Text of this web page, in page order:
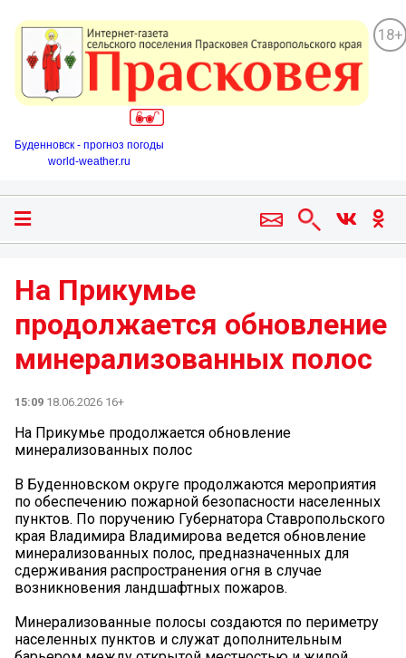
18+
Буденновск - прогноз погоды
world-weather.ru
На Прикумье
продолжается обновление
минерализованных полос
15:09 18.06.2026 16+
На Прикумье продолжается обновление
минерализованных полос
В Буденновском округе продолжаются мероприятия
по обеспечению пожарной безопасности населенных
пунктов. По поручению Губернатора Ставропольского
края Владимира Владимирова ведется обновление
минерализованных полос, предназначенных для
сдерживания распространения огня в случае
возникновения ландшафтных пожаров.
Минерализованные полосы создаются по периметру
населенных пунктов и служат дополнительным